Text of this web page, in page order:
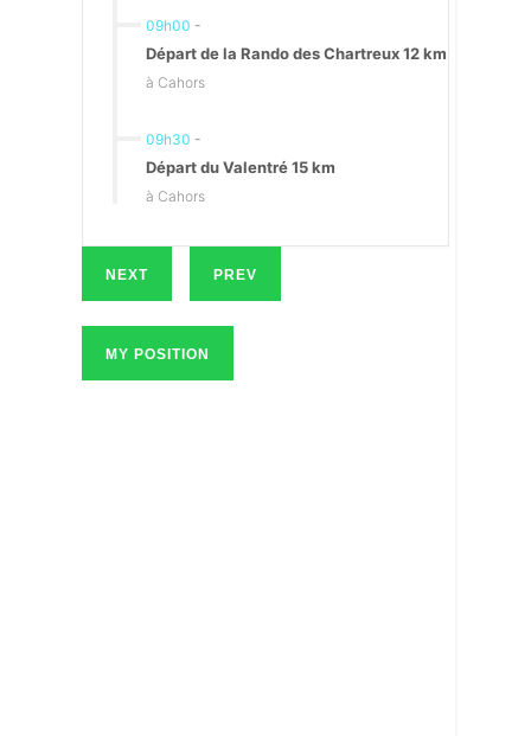
09h00 -
Départ de la Rando des Chartreux 12 km
à Cahors
09h30 -
Départ du Valentré 15 km
à Cahors
NEXT PREV
MY POSITION